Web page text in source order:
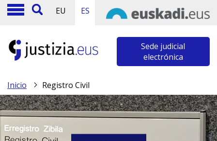
EU ES
Sede judicial
electrónica
Inicio Registro Civil